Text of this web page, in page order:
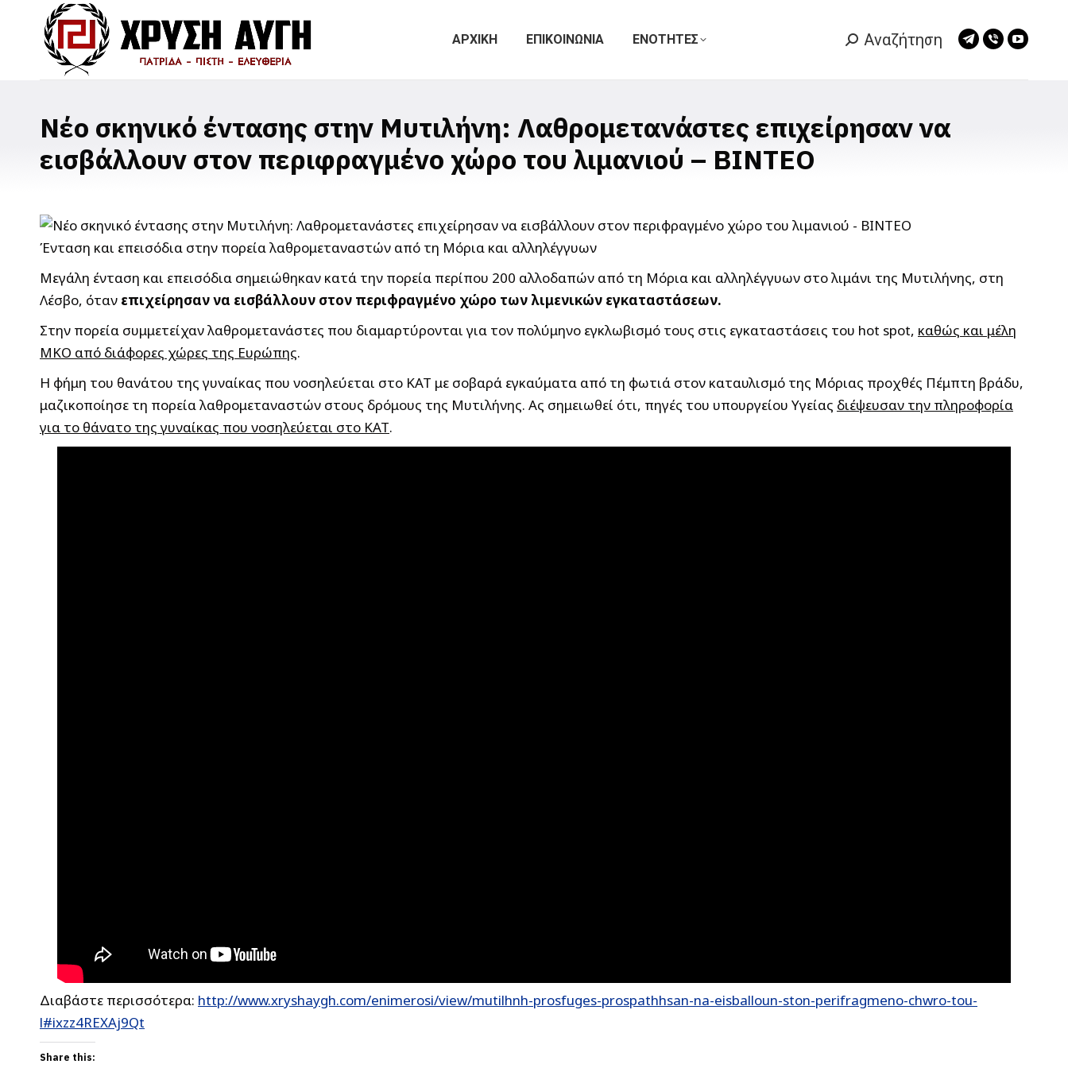
ΑΡΧΙΚΗ ΕΠΙΚΟΙΝΩΝΙΑ ΕΝΟΤΗΤΕΣ Search:
Αναζήτηση
Telegram
Viber
Νέο σκηνικό έντασης στην Μυτιλήνη: Λαθρομετανάστες επιχείρησαν να
εισβάλλουν στον περιφραγμένο χώρο του λιμανιού – ΒΙΝΤΕΟ
Ένταση και επεισόδια στην πορεία λαθρομεταναστών από τη Μόρια και αλληλέγγυων
Μεγάλη ένταση και επεισόδια σημειώθηκαν κατά την πορεία περίπου 200 αλλοδαπών από τη Μόρια και αλληλέγγυων στο λιμάνι της Μυτιλήνης, στη
Λέσβο, όταν επιχείρησαν να εισβάλλουν στον περιφραγμένο χώρο των λιμενικών εγκαταστάσεων.
Στην πορεία συμμετείχαν λαθρομετανάστες που διαμαρτύρονται για τον πολύμηνο εγκλωβισμό τους στις εγκαταστάσεις του hot spot, καθώς και μέλη
ΜΚΟ από διάφορες χώρες της Ευρώπης.
Η φήμη του θανάτου της γυναίκας που νοσηλεύεται στο ΚΑΤ με σοβαρά εγκαύματα από τη φωτιά στον καταυλισμό της Μόριας προχθές Πέμπτη βράδυ,
μαζικοποίησε τη πορεία λαθρομεταναστών στους δρόμους της Μυτιλήνης. Ας σημειωθεί ότι, πηγές του υπουργείου Υγείας διέψευσαν την πληροφορία
για το θάνατο της γυναίκας που νοσηλεύεται στο ΚΑΤ.
Διαβάστε περισσότερα: http://www.xryshaygh.com/enimerosi/view/mutilhnh-prosfuges-prospathhsan-na-eisballoun-ston-perifragmeno-chwro-tou-
l#ixzz4REXAj9Qt
Share this: